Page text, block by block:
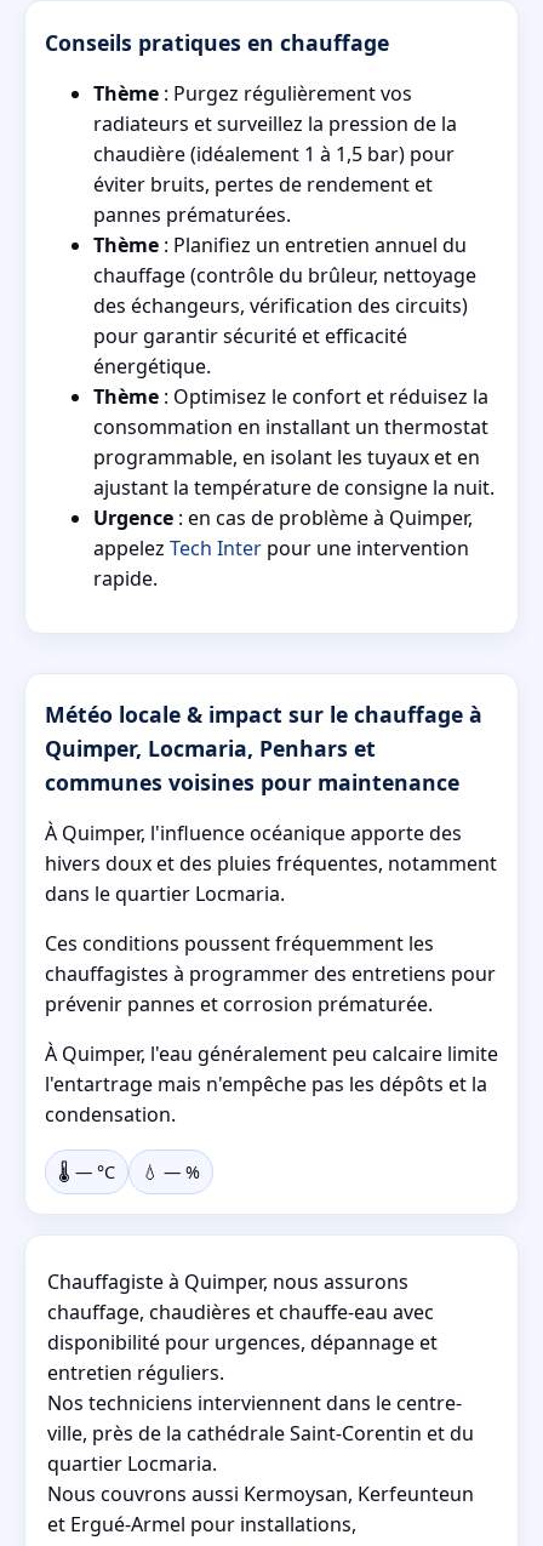
Conseils pratiques en chauffage
Thème : Purgez régulièrement vos
radiateurs et surveillez la pression de la
chaudière (idéalement 1 à 1,5 bar) pour
éviter bruits, pertes de rendement et
pannes prématurées.
Thème : Planifiez un entretien annuel du
chauffage (contrôle du brûleur, nettoyage
des échangeurs, vérification des circuits)
pour garantir sécurité et efficacité
énergétique.
Thème : Optimisez le confort et réduisez la
consommation en installant un thermostat
programmable, en isolant les tuyaux et en
ajustant la température de consigne la nuit.
Urgence : en cas de problème à Quimper,
appelez Tech Inter pour une intervention
rapide.
Météo locale & impact sur le chauffage à
Quimper, Locmaria, Penhars et
communes voisines pour maintenance
À Quimper, l'influence océanique apporte des
hivers doux et des pluies fréquentes, notamment
dans le quartier Locmaria.
Ces conditions poussent fréquemment les
chauffagistes à programmer des entretiens pour
prévenir pannes et corrosion prématurée.
À Quimper, l'eau généralement peu calcaire limite
l'entartrage mais n'empêche pas les dépôts et la
condensation.
🌡️ — °C 💧 — %
Chauffagiste à Quimper, nous assurons
chauffage, chaudières et chauffe-eau avec
disponibilité pour urgences, dépannage et
entretien réguliers.
Nos techniciens interviennent dans le centre-
ville, près de la cathédrale Saint-Corentin et du
quartier Locmaria.
Nous couvrons aussi Kermoysan, Kerfeunteun
et Ergué-Armel pour installations,